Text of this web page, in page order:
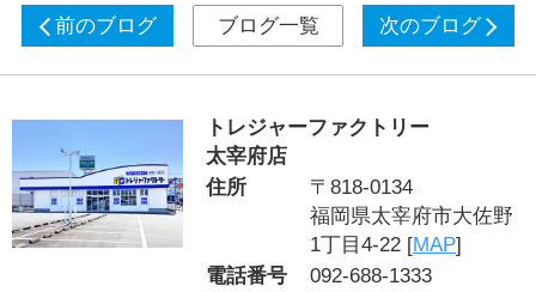
前のブログ ブログ一覧 次のブログ
トレジャーファクトリー
太宰府店
住所
〒818-0134
福岡県太宰府市大佐野
1丁目4-22 [MAP]
電話番号
092-688-1333